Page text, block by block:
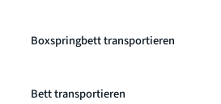
Boxspringbett transportieren
Bett transportieren